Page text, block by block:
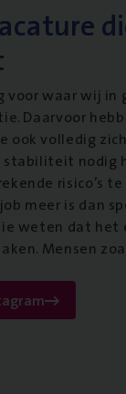
voor waar wij in
Daarvoor
ook volledig
nodig
risico’s
meer is dan
weten dat het
Mensen